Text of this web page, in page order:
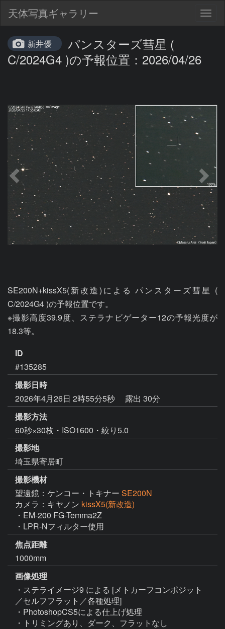
天体写真ギャラリー
新井優
パンスターズ彗星 (
C/2024G4 )の予報位置：2026/04/26
SE200N+kissX5(新改造)による パンスターズ彗星 (
C/2024G4 )の予報位置です。
※撮影高度39.9度、ステラナビゲーター12の予報光度が
18.3等。
ID
#135285
撮影日時
2026年4月26日 2時55分5秒
露出 30分
撮影方法
60秒×30枚・ISO1600・絞り5.0
撮影地
埼玉県寄居町
撮影機材
望遠鏡：ケンコー・トキナー SE200N
カメラ：キヤノン kissX5(新改造)
・EM-200 FG-Temma2Z
・LPR-Nフィルター使用
焦点距離
1000mm
画像処理
・ステライメージ9 による [メトカーフコンポジット
／セルフフラット／各種処理]
・PhotoshopCS5による仕上げ処理
・トリミングあり、ダーク、フラットなし